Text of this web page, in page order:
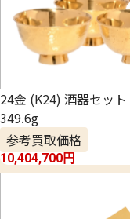
24金 (K24) 酒器セット
349.6g
参考買取価格
10,404,700円